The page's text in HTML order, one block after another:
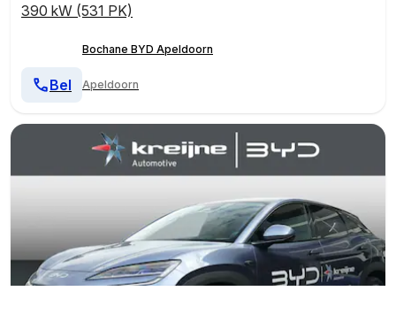
390 kW (531 PK)
Bochane BYD Apeldoorn
Apeldoorn
Bel